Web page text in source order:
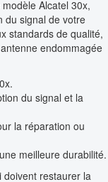
Alcatel 30x,
du signal de votre
standards de qualité,
endommagée
du signal et la
la réparation ou
meilleure durabilité.
doivent restaurer la